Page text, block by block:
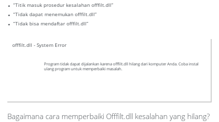
“Titik masuk prosedur kesalahan offfilt.dll”
“Tidak dapat menemukan offfilt.dll”
“Tidak bisa mendaftar offfilt.dll”
offfilt.dll - System Error
Program tidak dapat dijalankan karena offfilt.dll hilang dari komputer Anda. Coba instal
ulang program untuk memperbaiki masalah.
Bagaimana cara memperbaiki Offfilt.dll kesalahan yang hilang?